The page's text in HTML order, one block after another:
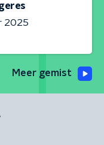
2025
Meer gemist